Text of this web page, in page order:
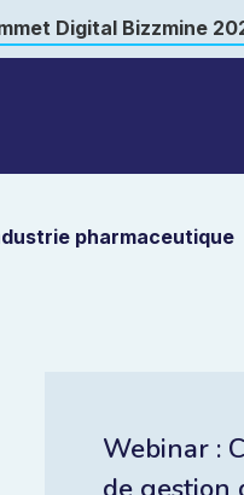
Digital Bizzmine
pharmaceutique
Webinar :